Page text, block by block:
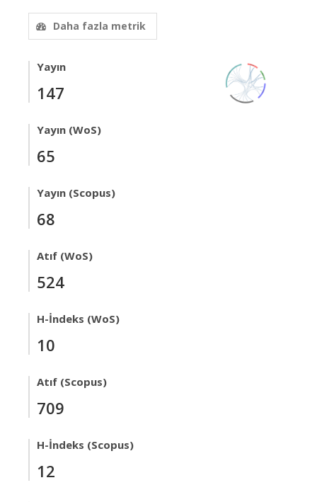
Daha fazla metrik
Yayın
147
Yayın (WoS)
65
Yayın (Scopus)
68
Atıf (WoS)
524
H-İndeks (WoS)
10
Atıf (Scopus)
709
H-İndeks (Scopus)
12